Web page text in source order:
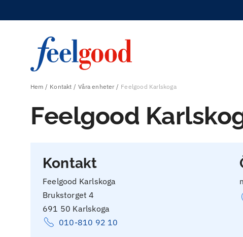
Hem Kontakt Våra enheter Feelgood Karlskoga
Feelgood
Kontakt
Feelgood Karlskoga
Brukstorget 4
691 50 Karlskoga
010-810 92 10